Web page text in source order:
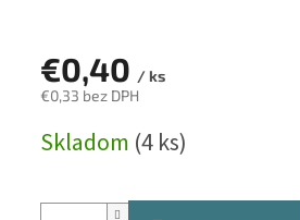
€0,40 / ks
€0,33 bez DPH
cena:
Skladom (4 ks)